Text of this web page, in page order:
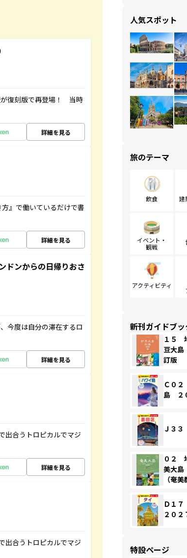
が復刻版で再登場！ 当時
詳細を見る
』で働いているだけで書
詳細を見る
ドンからの日帰りおさ
今度は自分の滞在するロ
詳細を見る
出合うトロピカルでマジ
詳細を見る
出合うトロピカルでマジ
人気スポット
旅のテーマ
飲食 建
イベント・
観戦
アクティビティ
新刊ガイドブッ
１５
豆大
訂版
Ｃ０
島 ２
Ｊ３
０２
美大
（奄
Ｄ１
２０２
特設ページ